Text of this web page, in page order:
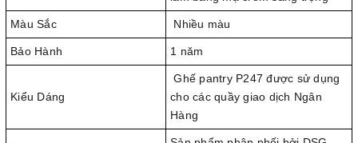
Màu Sắc Nhiều màu
Bảo Hành 1 năm
Kiểu Dáng
Ghế pantry P247 được sử dụng
cho các quầy giao dịch Ngân
Hàng